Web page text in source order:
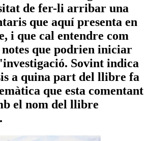
de fer-li arribar una
que aquí presenta en
i que cal entendre com
que podrien iniciar
Sovint indica
a quina part del llibre fa
que esta comentant
el nom del llibre